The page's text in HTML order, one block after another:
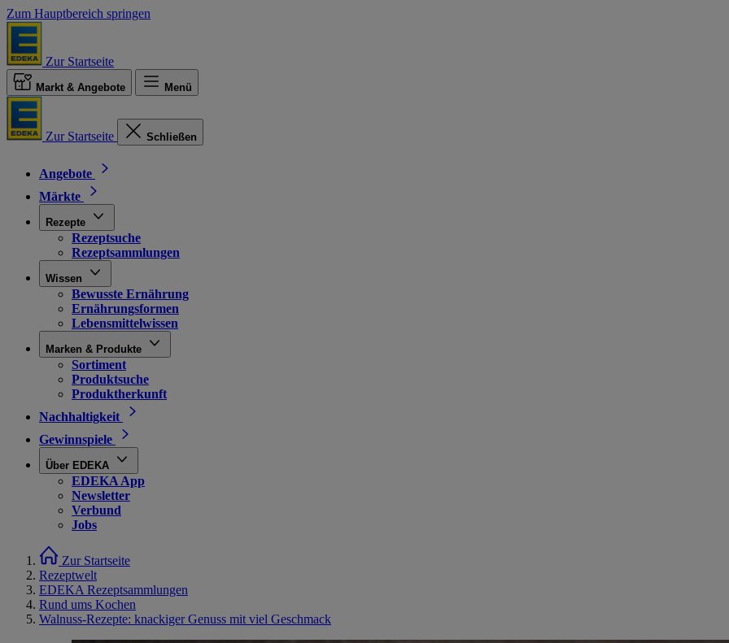
Zum Hauptbereich springen
Zur Startseite
Markt & Angebote Menü
Zur Startseite Schließen
Angebote
Märkte
Rezepte
Rezeptsuche
Rezeptsammlungen
Wissen
Bewusste Ernährung
Ernährungsformen
Lebensmittelwissen
Marken & Produkte
Sortiment
Produktsuche
Produktherkunft
Nachhaltigkeit
Gewinnspiele
Über EDEKA
EDEKA App
Newsletter
Verbund
Jobs
Zur Startseite
Rezeptwelt
EDEKA Rezeptsammlungen
Rund ums Kochen
Walnuss-Rezepte: knackiger Genuss mit viel Geschmack